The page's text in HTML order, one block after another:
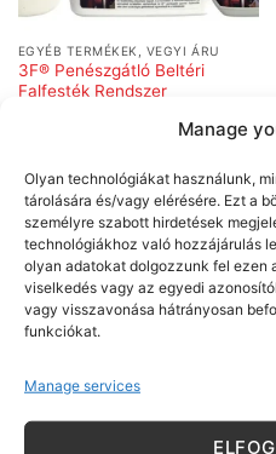
Manage
Olyan technológiákat használunk,
tárolására és/vagy elérésére. Ezt a
személyre szabott hirdetések
technológiákhoz való hozzájárulás
olyan adatokat dolgozzunk fel ezen
viselkedés vagy az egyedi
vagy visszavonása hátrányosan
funkciókat.
Manage services
EGYÉB TERMÉKEK, VEGYI ÁRU
3F® Penészgátló Beltéri
Falfesték Rendszer
5 Gussow K SET gussow ecset